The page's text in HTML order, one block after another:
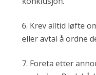
6. Krev alltid løfte
eller avtal å ordne
7. Foreta etter